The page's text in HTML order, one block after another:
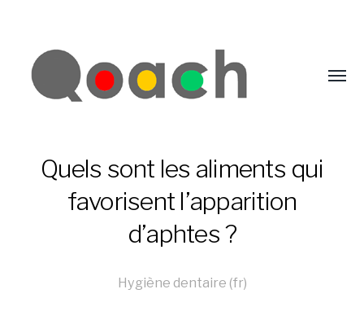
Quels sont les aliments qui
favorisent l’apparition
d’aphtes ?
Hygiène dentaire (fr)